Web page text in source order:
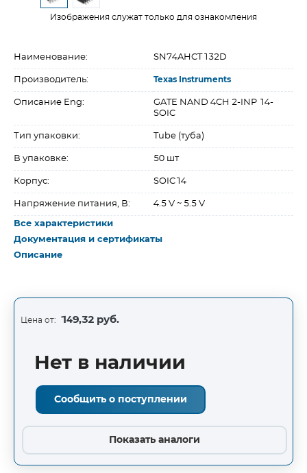
Изображения служат только для ознакомления
Наименование: SN74AHCT132D
Производитель: Texas Instruments
Описание Eng:
GATE NAND 4CH 2-INP 14-
SOIC
Тип упаковки: Tube (туба)
В упаковке: 50 шт
Корпус: SOIC14
Напряжение питания, В: 4.5 V ~ 5.5 V
Все характеристики
Документация и сертификаты
Описание
Цена от: 149,32 руб.
Нет в наличии
Сообщить о поступлении
Показать аналоги